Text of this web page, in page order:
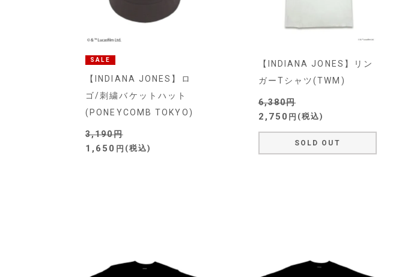
SALE
【INDIANA JONES】ロ
ゴ/刺繍バケットハット
(PONEYCOMB TOKYO)
3,190
1,650 税込
【INDIANA JONES】リン
ガーTシャツ(TWM)
6,380
2,750 税込
SOLD OUT